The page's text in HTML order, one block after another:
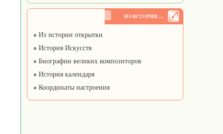
ИЗ ИСТОРИИ ...
Из истории открытки
История Искусств
Биографии великих композиторов
История календаря
Координаты настроения